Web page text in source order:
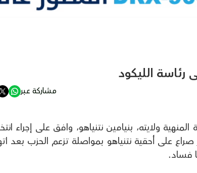
الليكود
مشاركة عبر
ولايته، بنيامين نتنياهو، وافق على إجراء
صراع على أحقية نتنياهو بمواصلة تزعم الحزب بعد
فساد.